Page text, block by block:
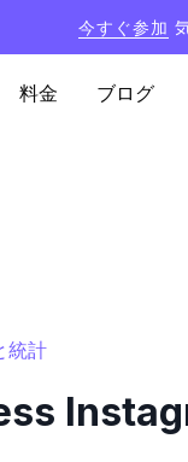
今すぐ参加
料金 ブログ
統計